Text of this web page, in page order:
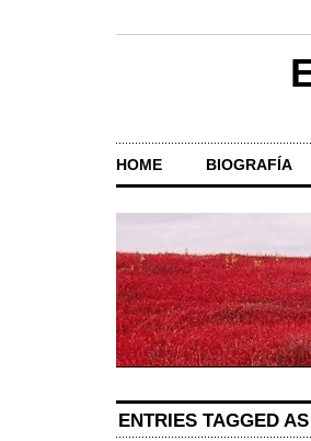
HOME BIOGRAFÍA
ENTRIES TAGGED